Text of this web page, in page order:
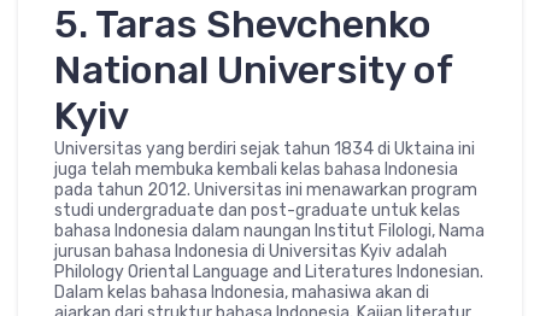
5. Taras Shevchenko
National University of
Kyiv
Universitas yang berdiri sejak tahun 1834 di Uktaina ini
juga telah membuka kembali kelas bahasa Indonesia
pada tahun 2012. Universitas ini menawarkan program
studi undergraduate dan post-graduate untuk kelas
bahasa Indonesia dalam naungan Institut Filologi, Nama
jurusan bahasa Indonesia di Universitas Kyiv adalah
Philology Oriental Language and Literatures Indonesian.
Dalam kelas bahasa Indonesia, mahasiwa akan di